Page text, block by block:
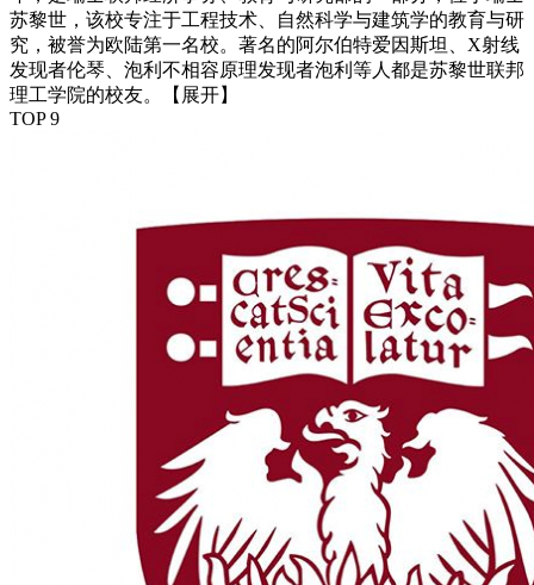
苏黎世，该校专注于工程技术、自然科学与建筑学的教育与研
究，被誉为欧陆第一名校。著名的阿尔伯特爱因斯坦、X射线
发现者伦琴、泡利不相容原理发现者泡利等人都是苏黎世联邦
理工学院的校友。
【展开】
TOP 9